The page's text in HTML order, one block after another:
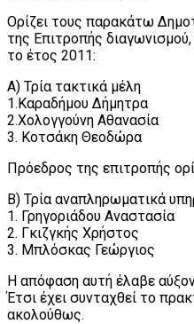
Ορίζει τους παρακάτω
της Επιτροπής
το έτος 2011:
Α) Τρία τακτικά μέλη
1.Καραδήμου Δήμητρα
2.Χολογγούνη Αθανασία
3. Κοτσάκη Θεοδώρα
Πρόεδρος της επιτροπής
Β) Τρία αναπληρωματικά
1. Γρηγοριάδου Αναστασία
2. Γκιζγκής Χρήστος
3. Μπλόσκας Γεώργιος
Η απόφαση αυτή έλαβε
Έτσι έχει συνταχθεί το
ακολούθως.